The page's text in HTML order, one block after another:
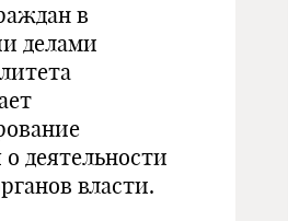
в
делами
деятельности
власти.